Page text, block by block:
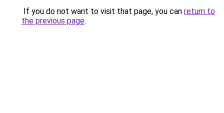
If you do not want to visit that page, you can return to
the previous page.